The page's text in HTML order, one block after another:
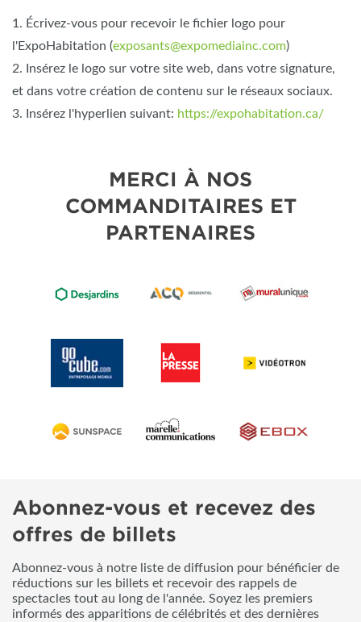
1. Écrivez-vous pour recevoir le fichier logo pour
l'ExpoHabitation (exposants@expomediainc.com)
2. Insérez le logo sur votre site web, dans votre signature,
et dans votre création de contenu sur le réseaux sociaux.
3. Insérez l'hyperlien suivant: https://expohabitation.ca/
MERCI À NOS
COMMANDITAIRES ET
PARTENAIRES
Abonnez-vous et recevez des
offres de billets
Abonnez-vous à notre liste de diffusion pour bénéficier de
réductions sur les billets et recevoir des rappels de
spectacles tout au long de l'année. Soyez les premiers
informés des apparitions de célébrités et des dernières